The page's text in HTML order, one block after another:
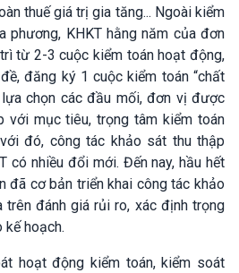
thuế giá trị gia tăng... Ngoài kiểm
phương, KHKT hằng năm của đơn
từ 2-3 cuộc kiểm toán hoạt động,
đăng ký 1 cuộc kiểm toán “chất
lựa chọn các đầu mối, đơn vị được
với mục tiêu, trọng tâm kiểm toán
đó, công tác khảo sát thu thập
có nhiều đổi mới. Đến nay, hầu hết
đã cơ bản triển khai công tác khảo
trên đánh giá rủi ro, xác định trọng
kế hoạch.
hoạt động kiểm toán, kiểm soát